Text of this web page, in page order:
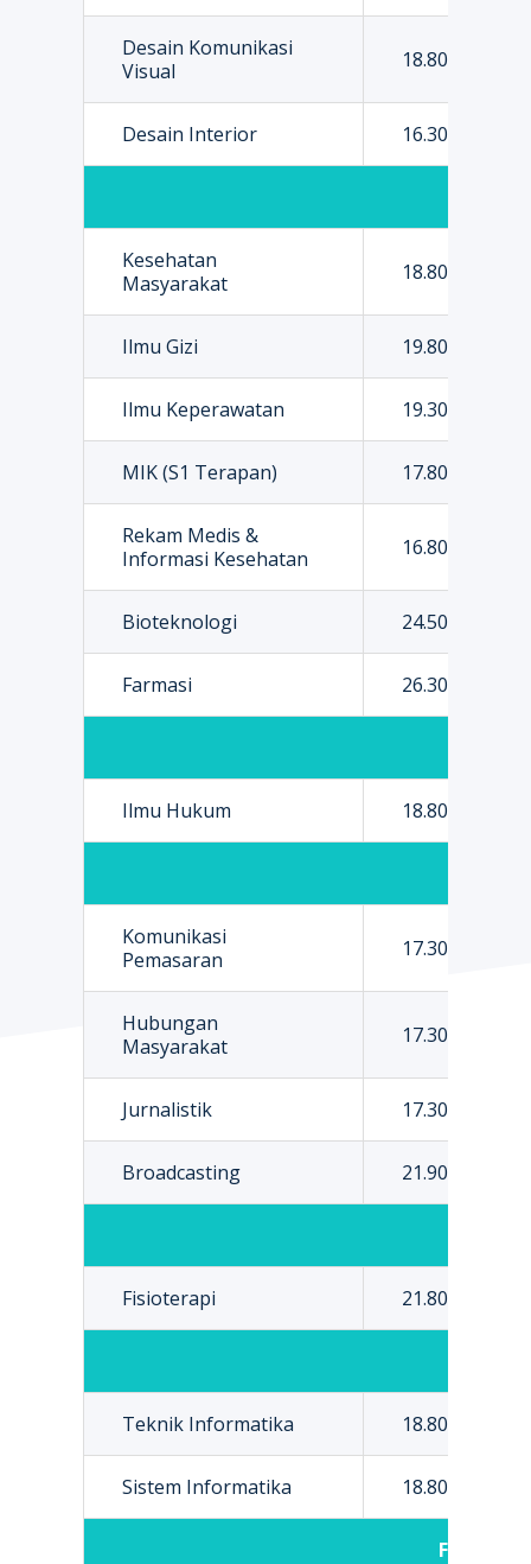
Desain Komunikasi
Visual
18.800.000
Desain Interior 16.300.000
Kesehatan
Masyarakat
18.800.000
Ilmu Gizi 19.800.000
Ilmu Keperawatan 19.300.000
MIK (S1 Terapan) 17.800.000
Rekam Medis &
Informasi Kesehatan
16.800.000
Bioteknologi 24.500.000
Farmasi 26.300.000
Ilmu Hukum 18.800.000
Komunikasi
Pemasaran
17.300.000
Hubungan
Masyarakat
17.300.000
Jurnalistik 17.300.000
Broadcasting 21.900.000
Fisioterapi 21.800.000
Teknik Informatika 18.800.000
Sistem Informatika 18.800.000
Fakultas